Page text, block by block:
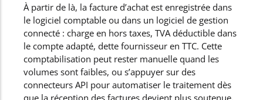
À partir de là, la facture d’achat est enregistrée dans
le logiciel comptable ou dans un logiciel de gestion
connecté : charge en hors taxes, TVA déductible dans
le compte adapté, dette fournisseur en TTC. Cette
comptabilisation peut rester manuelle quand les
volumes sont faibles, ou s’appuyer sur des
connecteurs API pour automatiser le traitement dès
que la réception des factures devient plus soutenue.